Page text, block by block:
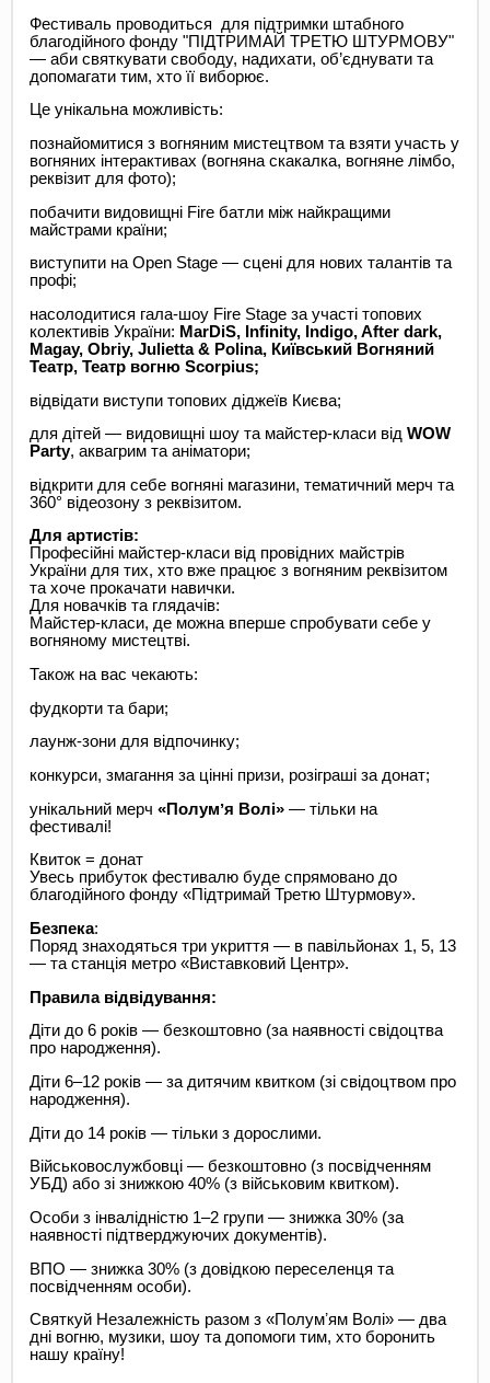
Фестиваль проводиться для підтримки штабного
благодійного фонду "ПІДТРИМАЙ ТРЕТЮ ШТУРМОВУ"
— аби святкувати свободу, надихати, об’єднувати та
допомагати тим, хто її виборює.
Це унікальна можливість:
познайомитися з вогняним мистецтвом та взяти участь у
вогняних інтерактивах (вогняна скакалка, вогняне лімбо,
реквізит для фото);
побачити видовищні Fire батли між найкращими
майстрами країни;
виступити на Open Stage — сцені для нових талантів та
профі;
насолодитися гала-шоу Fire Stage за участі топових
колективів України: MarDiS, Infinity, Indigo, After dark,
Magay, Obriy, Julietta & Polina, Київський Вогняний
Театр, Театр вогню Scorpius;
відвідати виступи топових діджеїв Києва;
для дітей — видовищні шоу та майстер-класи від WOW
Party, аквагрим та аніматори;
відкрити для себе вогняні магазини, тематичний мерч та
360° відеозону з реквізитом.
Для артистів:
Професійні майстер-класи від провідних майстрів
України для тих, хто вже працює з вогняним реквізитом
та хоче прокачати навички.
Для новачків та глядачів:
Майстер-класи, де можна вперше спробувати себе у
вогняному мистецтві.
Також на вас чекають:
фудкорти та бари;
лаунж-зони для відпочинку;
конкурси, змагання за цінні призи, розіграші за донат;
унікальний мерч «Полумʼя Волі» — тільки на
фестивалі!
Квиток = донат
Увесь прибуток фестивалю буде спрямовано до
благодійного фонду «Підтримай Третю Штурмову».
Безпека:
Поряд знаходяться три укриття — в павільйонах 1, 5, 13
— та станція метро «Виставковий Центр».
Правила відвідування:
Діти до 6 років — безкоштовно (за наявності свідоцтва
про народження).
Діти 6–12 років — за дитячим квитком (зі свідоцтвом про
народження).
Діти до 14 років — тільки з дорослими.
Військовослужбовці — безкоштовно (з посвідченням
УБД) або зі знижкою 40% (з військовим квитком).
Особи з інвалідністю 1–2 групи — знижка 30% (за
наявності підтверджуючих документів).
ВПО — знижка 30% (з довідкою переселенця та
посвідченням особи).
Святкуй Незалежність разом з «Полумʼям Волі» — два
дні вогню, музики, шоу та допомоги тим, хто боронить
нашу країну!